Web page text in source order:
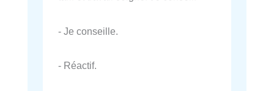
- Je conseille.
- Réactif.